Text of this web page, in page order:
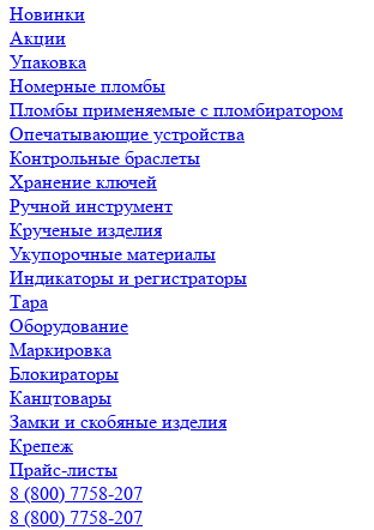
Новинки
Акции
Упаковка
Номерные пломбы
Пломбы применяемые с пломбиратором
Опечатывающие устройства
Контрольные браслеты
Хранение ключей
Ручной инструмент
Крученые изделия
Укупорочные материалы
Индикаторы и регистраторы
Тара
Оборудование
Маркировка
Блокираторы
Канцтовары
Замки и скобяные изделия
Крепеж
Прайс-листы
8 (800) 7758-207
8 (800) 7758-207